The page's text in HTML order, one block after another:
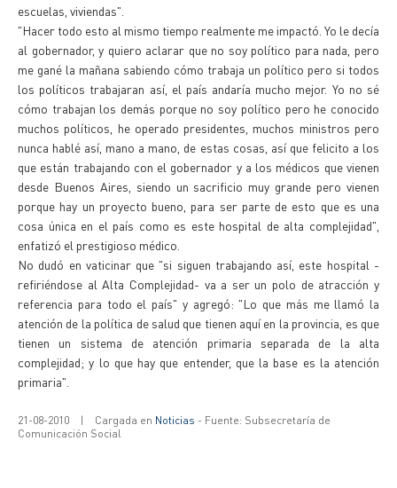
escuelas, viviendas".
"Hacer todo esto al mismo tiempo realmente me impactó. Yo le decía
al gobernador, y quiero aclarar que no soy político para nada, pero
me gané la mañana sabiendo cómo trabaja un político pero si todos
los políticos trabajaran así, el país andaría mucho mejor. Yo no sé
cómo trabajan los demás porque no soy político pero he conocido
muchos políticos, he operado presidentes, muchos ministros pero
nunca hablé así, mano a mano, de estas cosas, así que felicito a los
que están trabajando con el gobernador y a los médicos que vienen
desde Buenos Aires, siendo un sacrificio muy grande pero vienen
porque hay un proyecto bueno, para ser parte de esto que es una
cosa única en el país como es este hospital de alta complejidad",
enfatizó el prestigioso médico.
No dudó en vaticinar que "si siguen trabajando así, este hospital -
refiriéndose al Alta Complejidad- va a ser un polo de atracción y
referencia para todo el país" y agregó: "Lo que más me llamó la
atención de la política de salud que tienen aquí en la provincia, es que
tienen un sistema de atención primaria separada de la alta
complejidad; y lo que hay que entender, que la base es la atención
primaria".
21-08-2010 | Cargada en Noticias - Fuente: Subsecretaría de
Comunicación Social